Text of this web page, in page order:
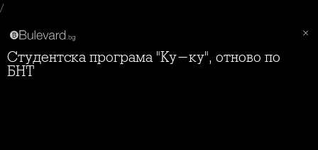
/
Студентска програма "Ку-ку", отново по
БНТ